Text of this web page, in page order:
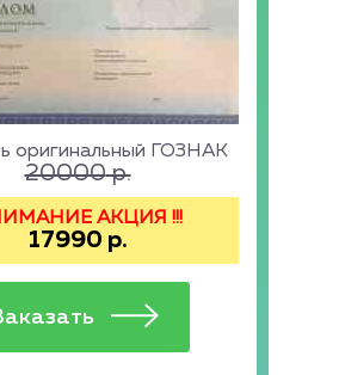
оригинальный ГОЗНАК
20000р.
АКЦИЯ !!!
17990 р.